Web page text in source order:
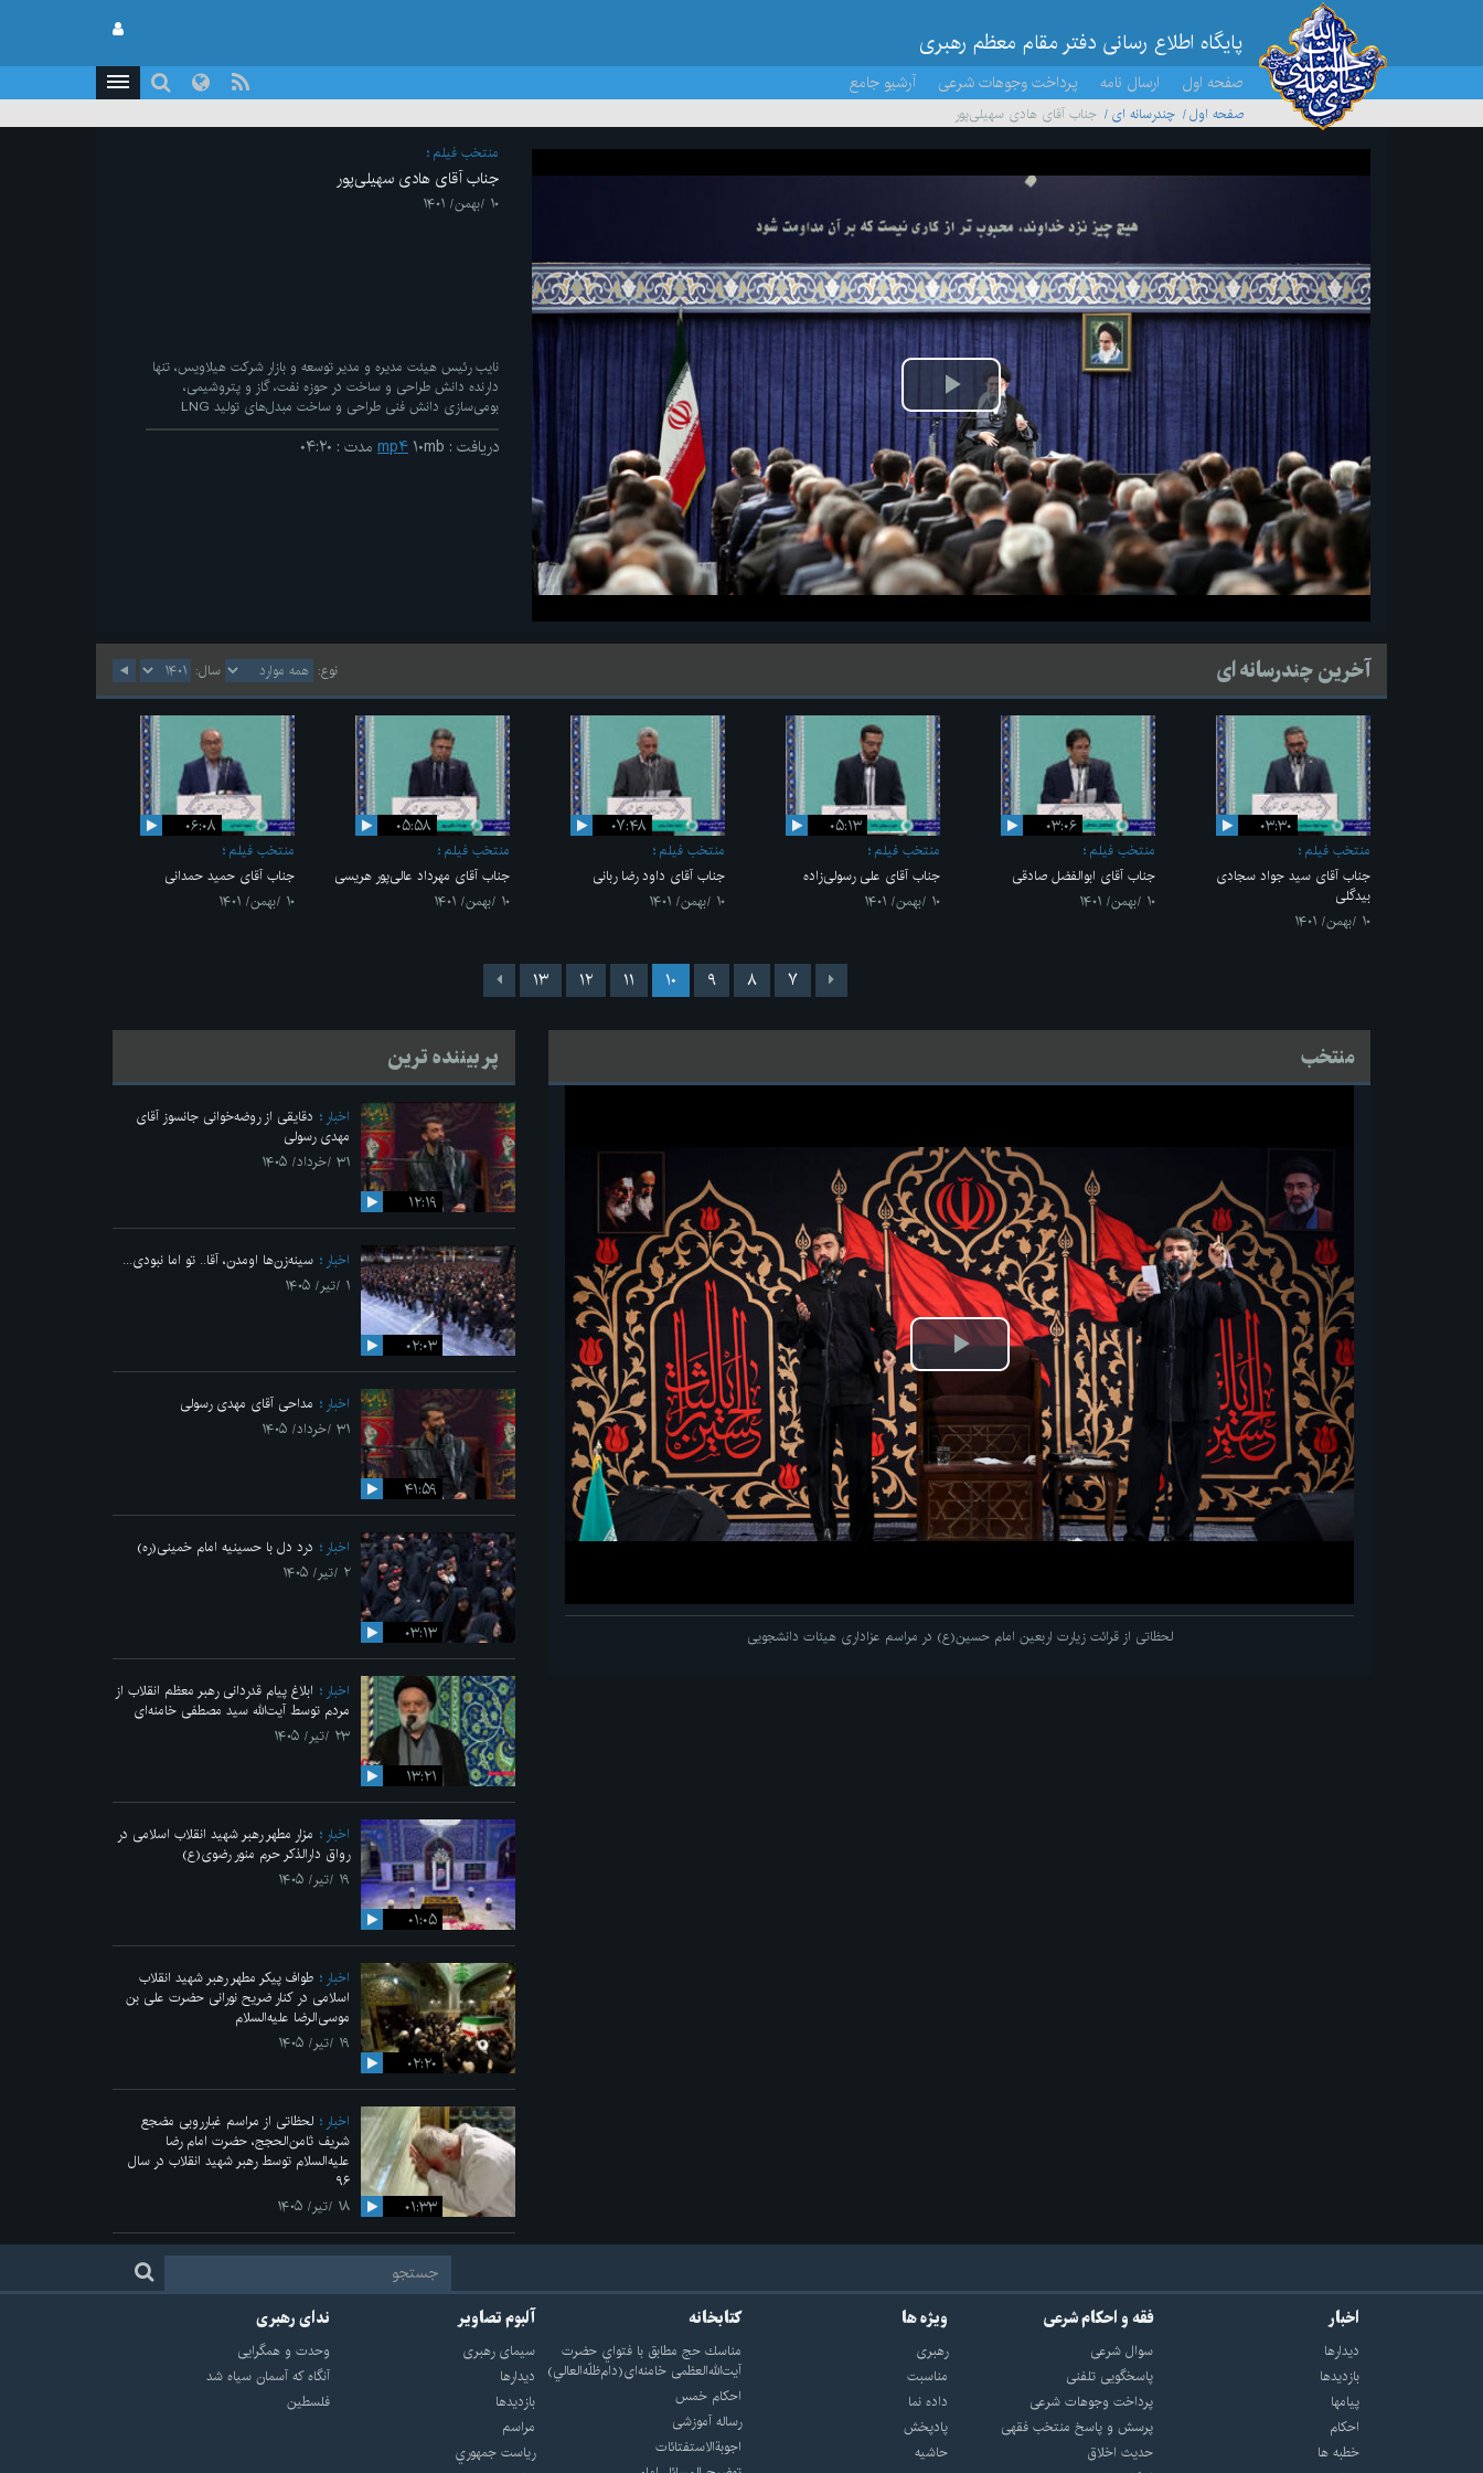
پایگاه اطلاع رسانی دفتر مقام معظم رهبری
صفحه اول ارسال نامه پرداخت وجوهات شرعی آرشیو جامع
صفحه اول چندرسانه ای جناب آقای هادی سهیلی‌پور
پخش
ویدیو
منتخب فیلم
جناب آقای هادی سهیلی‌پور
۱۰ /بهمن/ ۱۴۰۱
نایب رئیس هیئت مدیره و مدیر توسعه و بازار شرکت هیلاویس، تنها
دارنده دانش طراحی و ساخت در حوزه نفت، گاز و پتروشیمی،
بومی‌سازی دانش فنی طراحی و ساخت مبدل‌های تولید LNG
دریافت : mp۴ ۱۰mb مدت : ۰۴:۲۰
آخرین چندرسانه ای نوع: سال:
۰۳:۳۰
منتخب فیلم
جناب آقای سید جواد سجادی
بیدگلی
۱۰ /بهمن/ ۱۴۰۱
۰۳:۰۶
منتخب فیلم
جناب آقای ابوالفضل صادقی
۱۰ /بهمن/ ۱۴۰۱
۰۵:۱۳
منتخب فیلم
جناب آقای علی رسولی‌زاده
۱۰ /بهمن/ ۱۴۰۱
۰۷:۴۸
منتخب فیلم
جناب آقای داود رضا ربانی
۱۰ /بهمن/ ۱۴۰۱
۰۵:۵۸
منتخب فیلم
جناب آقای مهرداد عالی‌پور هریسی
۱۰ /بهمن/ ۱۴۰۱
۰۶:۰۸
منتخب فیلم
جناب آقای حمید حمدانی
۱۰ /بهمن/ ۱۴۰۱
۷ ۸ ۹ ۱۰ ۱۱ ۱۲ ۱۳
منتخب
پخش
ویدیو
لحظاتی از قرائت زیارت اربعین امام حسین(ع) در مراسم عزاداری هیئات دانشجویی
پر بیننده ترین
۱۲:۱۹
اخبار
دقایقی از روضه‌خوانی جانسوز آقای
مهدی رسولی
۳۱ /خرداد/ ۱۴۰۵
۰۲:۰۳
اخبار
سینه‌زن‌ها اومدن،‌ آقا.. تو اما نبودی...
۱ /تیر/ ۱۴۰۵
۴۱:۵۹
اخبار
مداحی آقای مهدی رسولی
۳۱ /خرداد/ ۱۴۰۵
۰۳:۱۳
اخبار
درد دل با حسینیه امام خمینی(ره)
۲ /تیر/ ۱۴۰۵
۱۳:۲۱
اخبار
ابلاغ پیام قدردانی رهبر معظم انقلاب از
مردم توسط آیت‌الله سید مصطفی خامنه‌ای
۲۳ /تیر/ ۱۴۰۵
۰۱:۰۵
اخبار
مزار مطهر رهبر شهید انقلاب اسلامی در
رواق دارالذکر حرم منور رضوی(ع)
۱۹ /تیر/ ۱۴۰۵
۰۲:۲۰
اخبار
طواف پیکر مطهر رهبر شهید انقلاب
اسلامی در کنار ضریح نورانی حضرت علی‌ بن
موسی‌الرضا علیه‌السلام
۱۹ /تیر/ ۱۴۰۵
۰۱:۳۳
اخبار
لحظاتی از مراسم غبارروبی مضجع
شریف ثامن‌الحجج، حضرت امام رضا
علیه‌السلام توسط رهبر شهید انقلاب در سال
۹۶
۱۸ /تیر/ ۱۴۰۵
اخبار
دیدارها
بازديدها
پيامها
احكام
خطبه ها
فقه و احکام شرعی
سوال شرعی
پاسخگویی تلفنی
پرداخت وجوهات شرعی
پرسش و پاسخ منتخب فقهی
حدیث اخلاق
ویژه ها
رهبری
مناسبت
داده نما
پادپخش
حاشیه
کتابخانه
مناسك حج مطابق با فتواي حضرت
آيت‌الله‌العظمى خامنه‌اى(دام‌ظلّه‌العالي)
احکام خمس
رساله آموزشی
اجوبة‌الاستفتائات
آلبوم تصاویر
سيماى رهبرى
ديدارها
بازديدها
مراسم
رياست جمهوري
ندای رهبری
وحدت و همگرایی
آنگاه که آسمان سیاه شد
فلسطین